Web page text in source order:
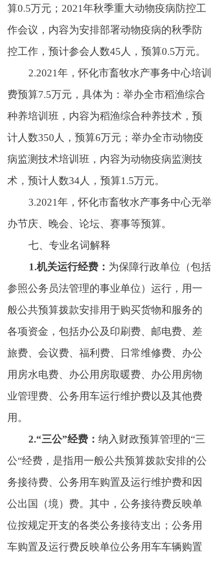
算0.5万元； 2021年秋季重大动物疫病防控工
作会议，内容为安排部署动物疫病的秋季防
控工作，预计参会人数45 人，预算0.5万元。
2.2021年，怀化市畜牧水产事务中心培训
费预算7.5万元，具体为：举办全市稻渔综合
种养培训班，内容为稻渔综合种养技术，预
计人数350 人，预算6万元；举办全市动物疫
病监测技术培训班，内容为动物疫病监测技
术，预计人数34人，预算1.5万元。
3.2021年，怀化市畜牧水产事务中心无举
办节庆、晚会、论坛、赛事等预算。
七、专业名词解释
1.机关运行经费： 为保障行政单位（包括
参照公务员法管理的事业单位）运行，用一
般公共预算拨款安排用于购买货物和服务的
各项资金，包括办公及印刷费、邮电费、差
旅费、会议费、福利费、日常维修费、办公
用房水电费、办公用房取暖费、办公用房物
业管理费、公务用车运行维护费以及其他费
用。
2.“三公”经费： 纳入财政预算管理的“三
公“经费，是指用一般公共预算拨款安排的公
务接待费、公务用车购置及运行维护费和因
公出国（境）费。其中，公务接待费反映单
位按规定开支的各类公务接待支出；公务用
车购置及运行费反映单位公务用车车辆购置